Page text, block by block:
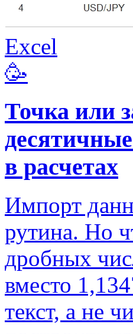
Excel
🥳
Точка или
в расчетах
Импорт
рутина. Но
дробных
вместо
текст, а не